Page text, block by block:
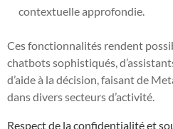
contextuelle approfondie.
Ces fonctionnalités rendent
chatbots sophistiqués,
d’aide à la décision, faisant de
dans divers secteurs d’activité.
Respect de la confidentialité et